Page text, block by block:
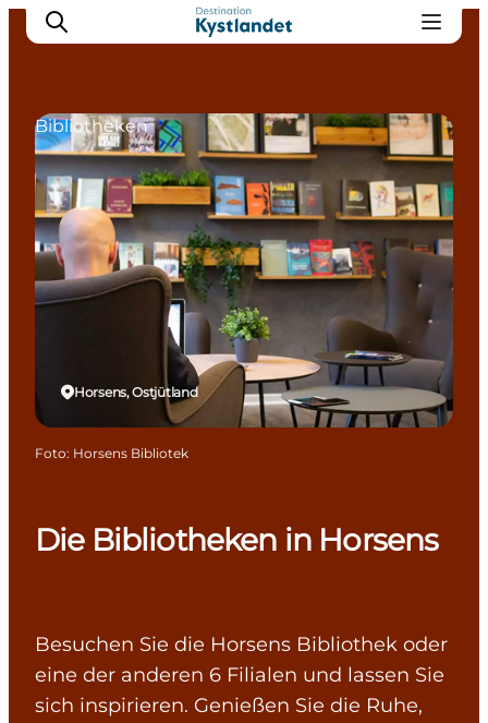
Erlebnisse
Städte
Unterkünfte
Camping
Die Bibliotheken in Horsens
Besuchen Sie die Horsens Bibliothek oder
eine der anderen 6 Filialen und lassen Sie
sich inspirieren. Genießen Sie die Ruhe,
Horsens, Ostjütland
Bibliotheken
Foto: Horsens Bibliotek